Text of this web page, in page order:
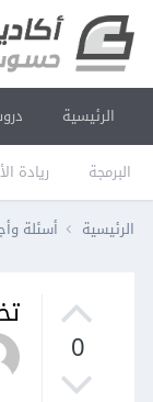
الرئيسية
البرمجة ريادة
الرئيسية أسئلة
0